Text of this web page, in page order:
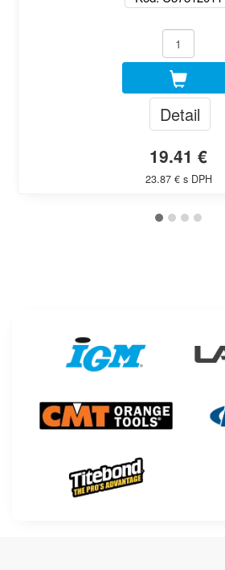
Detail
19.41 €
23.87 € s DPH